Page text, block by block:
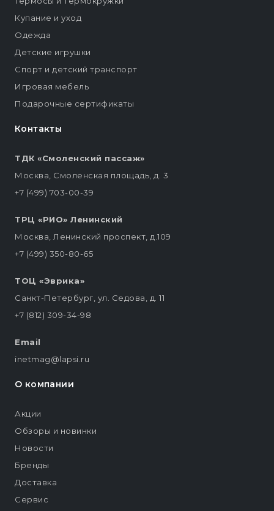
Контакты
ТДК «Смоленский пассаж»
Москва, Смоленская площадь, д. 3
+7 (499) 703-00-39
ТРЦ «РИО» Ленинский
Москва, Ленинский проспект, д.109
+7 (499) 350-80-65
ТОЦ «Эврика»
Санкт-Петербург, ул. Седова, д. 11
+7 (812) 309-34-98
Email
inetmag@lapsi.ru
Купание и уход
Одежда
Детские игрушки
Спорт и детский транспорт
Игровая мебель
Подарочные сертификаты
О компании
Акции
Обзоры и новинки
Новости
Бренды
Доставка
Сервис